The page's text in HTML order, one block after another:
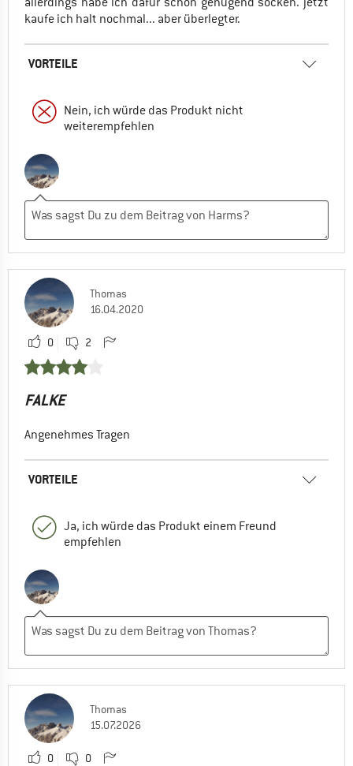
kaufe ich halt nochmal... aber überlegter.
VORTEILE
Nein, ich würde das Produkt nicht
weiterempfehlen
Thomas
16.04.2020
0 2
FALKE
Angenehmes Tragen
VORTEILE
Ja, ich würde das Produkt einem Freund
empfehlen
Thomas
15.07.2026
0 0